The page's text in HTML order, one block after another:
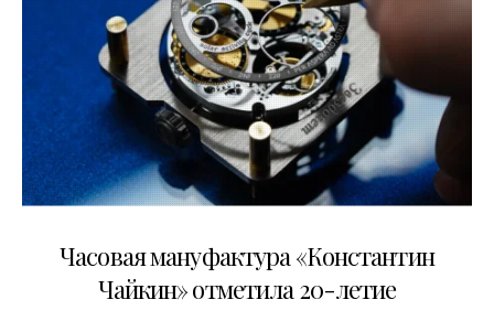
Часовая мануфактура «Константин
Чайкин» отметила 20-летие